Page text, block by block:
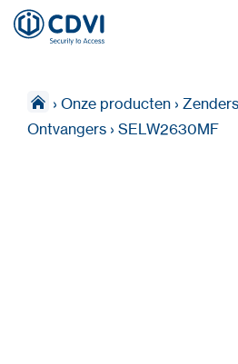
› Onze producten ›
Ontvangers › SELW2630MF